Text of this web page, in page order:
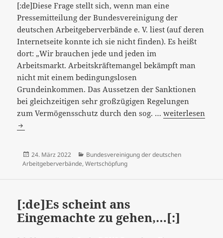
Realität,
…
[:]
[:de]Diese Frage stellt sich, wenn man eine
Pressemitteilung der Bundesvereinigung der
deutschen Arbeitgeberverbände e. V. liest (auf deren
Internetseite konnte ich sie nicht finden). Es heißt
dort: „Wir brauchen jede und jeden im
Arbeitsmarkt. Arbeitskräftemangel bekämpft man
nicht mit einem bedingungslosen
Grundeinkommen. Das Aussetzen der Sanktionen
bei gleichzeitigen sehr großzügigen Regelungen
zum Vermögensschutz durch den sog. …
Unternehmen
weiterlesen
Veröffentlicht
am
24. März 2022 Kategorien
Bundesvereinigung der deutschen
Arbeitgeberverbände, Wertschöpfung
[:de]Es scheint ans
Eingemachte zu gehen,…[:]